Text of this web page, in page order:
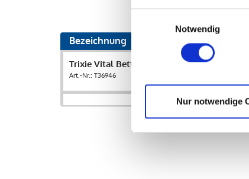
Notwendig
Nur notwendige
Bezeichnung
Trixie Vital Bett Pulito 80 x 60 cm, grau
Art.-Nr.: T36946